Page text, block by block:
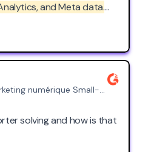
and Meta data.
Porter is that these
they are dynamic
in real-time.This not
of starting every
but also provides us
are invaluable for making
optimizing our
transformed the way we
Looker and has
Spécialiste Marketing numérique Small-Business (50 or fewer emp.)
solving and how is that